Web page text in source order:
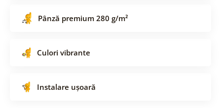
Pânză premium 280 g/m²
Culori vibrante
Instalare ușoară